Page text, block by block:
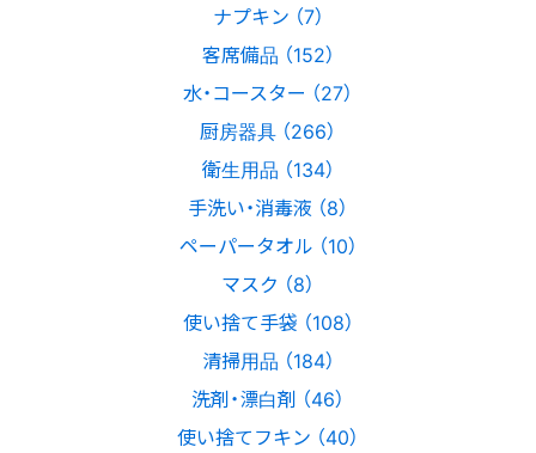
ナプキン （7）
客席備品 （152）
水・コースター （27）
厨房器具 （266）
衛生用品 （134）
手洗い・消毒液 （8）
ペーパータオル （10）
マスク （8）
使い捨て手袋 （108）
清掃用品 （184）
洗剤・漂白剤 （46）
使い捨てフキン （40）